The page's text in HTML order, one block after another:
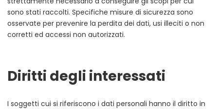
sono stati raccolti. Specifiche misure di sicurezza sono
osservate per prevenire la perdita dei dati, usi illeciti o non
corretti ed accessi non autorizzati.
Diritti degli interessati
I soggetti cui si riferiscono i dati personali hanno il diritto in